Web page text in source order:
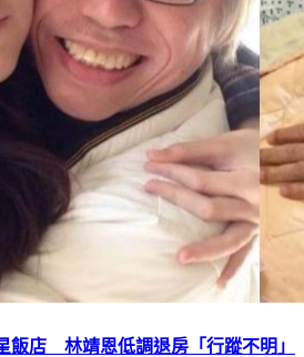
飯店 林靖恩低調退房「行蹤不明」